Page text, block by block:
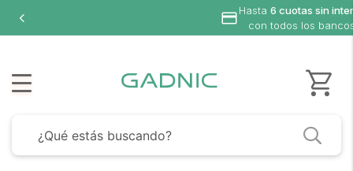
Hasta 6 cuotas sin
con todos los